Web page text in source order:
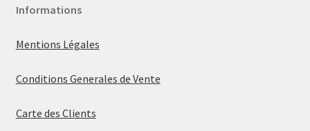
Informations
Mentions Légales
Conditions Generales de Vente
Carte des Clients